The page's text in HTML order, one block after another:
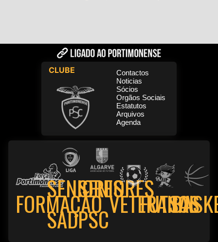
CLUBE
Contactos
Noticias
Sócios
Orgãos Sociais
Estatutos
Arquivos
Agenda
FORMAÇÃO
SENIORES
SAD
SENIORES
PSC
VETERANOS
FUTSAL